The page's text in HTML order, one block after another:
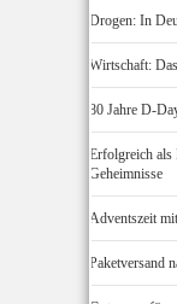
Drogen: In
Wirtschaft:
80 Jahre D-
Erfolgreich als
Geheimnisse
Adventszeit
Paketversand